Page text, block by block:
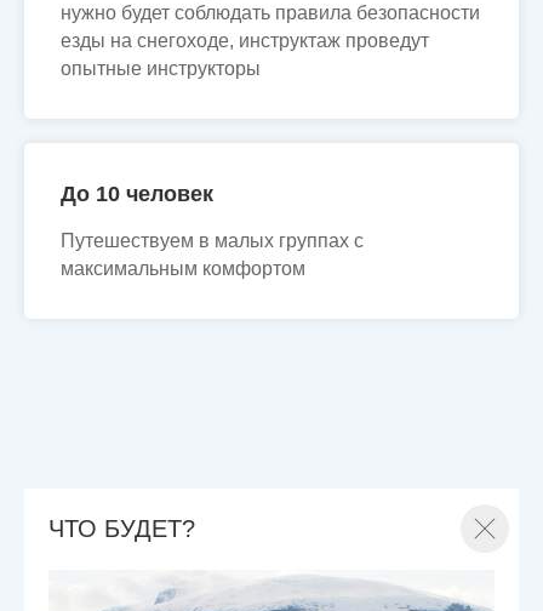
нужно будет соблюдать правила безопасности
езды на снегоходе, инструктаж проведут
опытные инструкторы
До 10 человек
Путешествуем в малых группах с
максимальным комфортом
ЧТО БУДЕТ?